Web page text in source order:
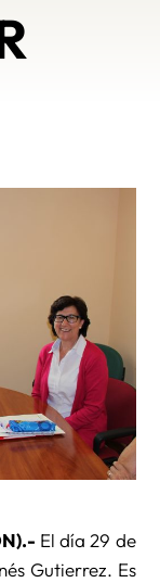
El día 29 de
Gutierrez. Es